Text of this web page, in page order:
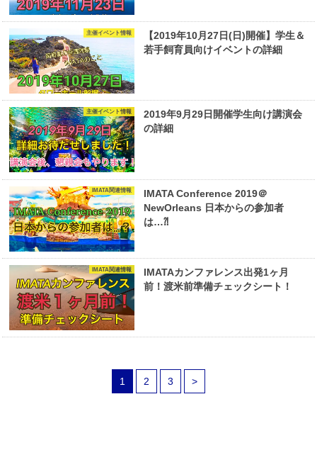
主催イベント情報
【2019年10月27日(日)開催】学生＆
若手飼育員向けイベントの詳細
主催イベント情報
2019年9月29日開催学生向け講演会
の詳細
IMATA関連情報
IMATA Conference 2019＠
NewOrleans 日本からの参加者
は…⁈
IMATA関連情報
IMATAカンファレンス出発1ヶ月
前！渡米前準備チェックシート！
1 2 3 >